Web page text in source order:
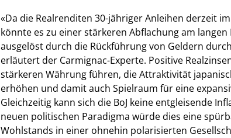
«Da die Realrenditen 30-jähriger Anleihen derzeit
könnte es zu einer stärkeren Abflachung am
ausgelöst durch die Rückführung von Geldern
erläutert der Carmignac-Experte. Positive
stärkeren Währung führen, die Attraktivität
erhöhen und damit auch Spielraum für eine
Gleichzeitig kann sich die BoJ keine entgleisende
neuen politischen Paradigma würde dies eine
Wohlstands in einer ohnehin polarisierten